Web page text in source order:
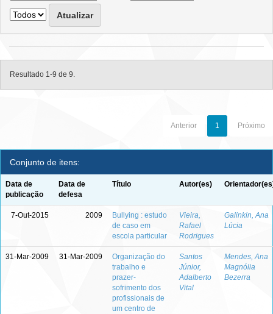
Resultado 1-9 de 9.
Anterior 1 Próximo
Conjunto de itens:
Data de
publicação
Data de
defesa
Título Autor(es)
7-Out-2015 2009
Bullying : estudo
de caso em
escola particular
Vieira,
Rafael
Rodrigues
Galinkin, Ana
Lúcia
31-Mar-2009 31-Mar-2009
Organização do
trabalho e
prazer-
sofrimento dos
profissionais de
um centro de
Santos
Júnior,
Adalberto
Vital
Mendes, Ana
Magnólia
Bezerra